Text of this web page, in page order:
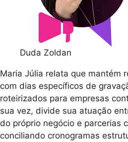
Duda Zoldan
Maria Júlia relata que mantém
com dias específicos de
roteirizados para empresas
sua vez, divide sua atuação
do próprio negócio e parcerias
conciliando cronogramas